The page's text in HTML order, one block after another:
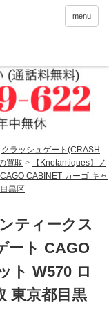
menu
クラッシュゲート(CRASH
買取 >
【Knotantiques】ノ
CABINET カーゴ キャ
黒区
ティークス
ート CAGO
ト W570 ロ
東京都目黒